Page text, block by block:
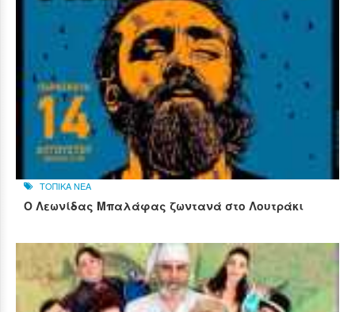
ΤΟΠΙΚΑ ΝΕΑ
Ο Λεωνίδας Μπαλάφας ζωντανά στο Λουτράκι